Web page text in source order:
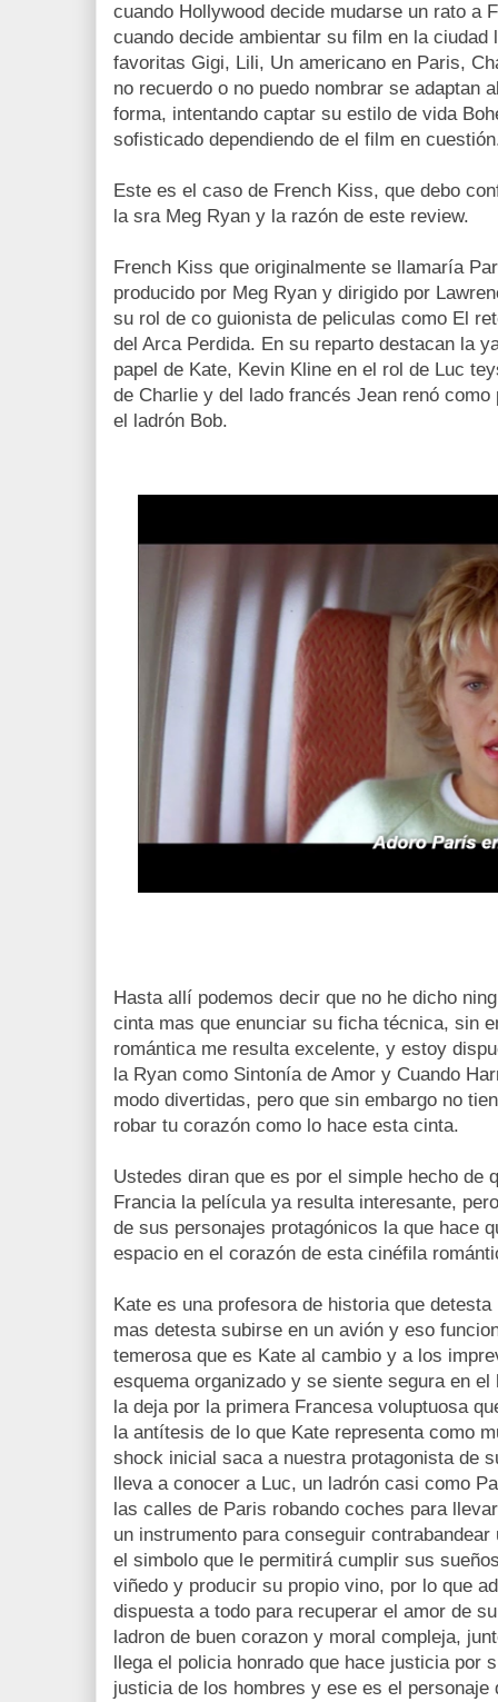
cuando Hollywood decide mudarse un rato a
cuando decide ambientar su film en la
favoritas Gigi, Lili, Un americano en Paris,
no recuerdo o no puedo nombrar se adaptan
forma, intentando captar su estilo de vida
sofisticado dependiendo de el film en
Este es el caso de French Kiss, que debo
la sra Meg Ryan y la razón de este review.
French Kiss que originalmente se llamaría
producido por Meg Ryan y dirigido por
su rol de co guionista de peliculas como El
del Arca Perdida. En su reparto destacan la
papel de Kate, Kevin Kline en el rol de Luc
de Charlie y del lado francés Jean renó
el ladrón Bob.
Hasta allí podemos decir que no he dicho
cinta mas que enunciar su ficha técnica, sin
romántica me resulta excelente, y estoy
la Ryan como Sintonía de Amor y Cuando
modo divertidas, pero que sin embargo no
robar tu corazón como lo hace esta cinta.
Ustedes diran que es por el simple hecho de
Francia la película ya resulta interesante,
de sus personajes protagónicos la que hace
espacio en el corazón de esta cinéfila
Kate es una profesora de historia que
mas detesta subirse en un avión y eso
temerosa que es Kate al cambio y a los
esquema organizado y se siente segura en
la deja por la primera Francesa voluptuosa
la antítesis de lo que Kate representa como
shock inicial saca a nuestra protagonista de
lleva a conocer a Luc, un ladrón casi como
las calles de Paris robando coches para
un instrumento para conseguir
el simbolo que le permitirá cumplir sus
viñedo y producir su propio vino, por lo que
dispuesta a todo para recuperar el amor de
ladron de buen corazon y moral compleja,
llega el policia honrado que hace justicia por
justicia de los hombres y ese es el personaje